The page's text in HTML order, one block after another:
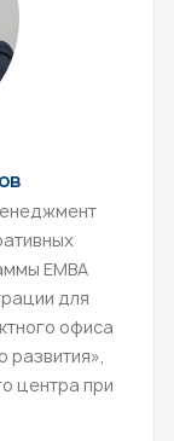
ЕМВА
для
офиса
развития»,
центра при